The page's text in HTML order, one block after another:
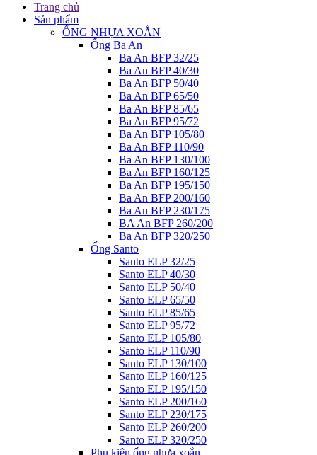
Trang chủ
Sản phẩm
ỐNG NHỰA XOẮN
Ống Ba An
Ba An BFP 32/25
Ba An BFP 40/30
Ba An BFP 50/40
Ba An BFP 65/50
Ba An BFP 85/65
Ba An BFP 95/72
Ba An BFP 105/80
Ba An BFP 110/90
Ba An BFP 130/100
Ba An BFP 160/125
Ba An BFP 195/150
Ba An BFP 200/160
Ba An BFP 230/175
BA An BFP 260/200
Ba An BFP 320/250
Ống Santo
Santo ELP 32/25
Santo ELP 40/30
Santo ELP 50/40
Santo ELP 65/50
Santo ELP 85/65
Santo ELP 95/72
Santo ELP 105/80
Santo ELP 110/90
Santo ELP 130/100
Santo ELP 160/125
Santo ELP 195/150
Santo ELP 200/160
Santo ELP 230/175
Santo ELP 260/200
Santo ELP 320/250